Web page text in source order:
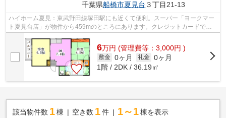
千葉県船橋市夏見台 ３丁目21-13
ハイホーム夏見：東武野田線塚田駅にも近くて便利。スーパー「ヨークマー
ト夏見台店」が物件から459mのところにあります。クレジットカードで初
6万円 (管理費等：3,000円 )
敷金 0ヶ月 礼金 0ヶ月
1階 / 2DK / 36.19㎡
該当物件数 1棟 空き数 1 件 1～1 棟を表示